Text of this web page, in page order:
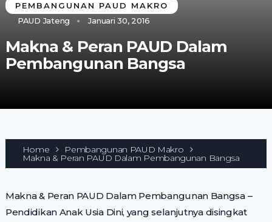
PEMBANGUNAN PAUD MAKRO
PAUD Jateng
Januari 30, 2016
Makna & Peran PAUD Dalam
Pembangunan Bangsa
Home Pembangunan PAUD Makro
Makna & Peran PAUD Dalam Pembangunan Bangsa
Makna & Peran PAUD Dalam Pembangunan Bangsa –
Pendidikan Anak Usia Dini, yang selanjutnya disingkat